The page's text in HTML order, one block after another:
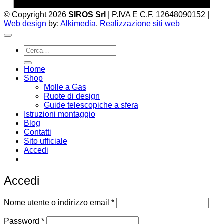
© Copyright 2026 SIROS Srl
| P.IVA E C.F. 12648090152 |
Web design by: Alkimedia, Realizzazione siti web
Cerca:
Home
Shop
Molle a Gas
Ruote di design
Guide telescopiche a sfera
Istruzioni montaggio
Blog
Contatti
Sito ufficiale
Accedi
Accedi
Nome utente o indirizzo email *Richiesto
Password *Richiesto